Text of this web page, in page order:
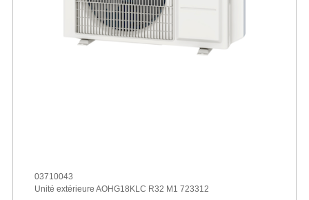
03710043
Unité extérieure AOHG18KLC R32 M1 723312